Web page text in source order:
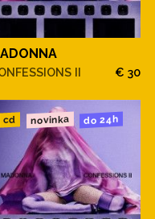
II € 30
cd novinka do 24h